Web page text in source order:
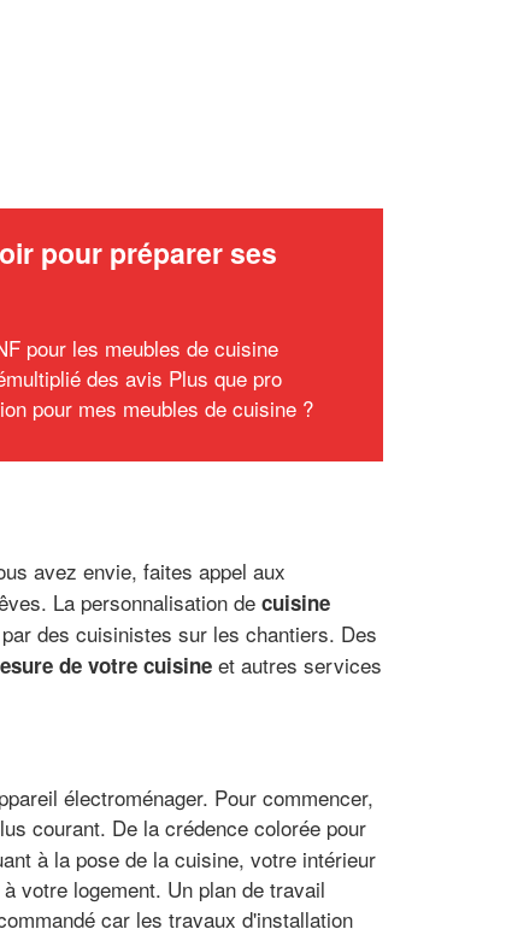
pour préparer ses
pour les meubles de cuisine
des avis Plus que pro
pour mes meubles de cuisine ?
avez envie, faites appel aux
La personnalisation de cuisine
des cuisinistes sur les chantiers. Des
de votre cuisine et autres services
électroménager. Pour commencer,
courant. De la crédence colorée pour
à la pose de la cuisine, votre intérieur
votre logement. Un plan de travail
car les travaux d'installation